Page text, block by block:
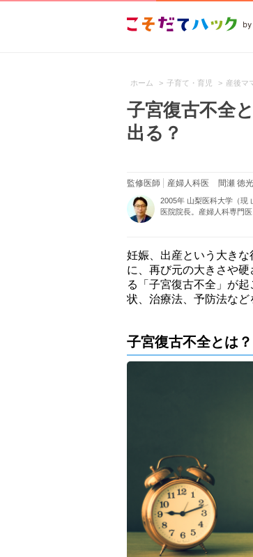
ホーム > 子育て・育児 > 産後マ
子宮復古不全
出る？
監修医師 産婦人科医 間瀬 徳光
2005年 山梨医科大学（現
医院院長。産婦人科専門
妊娠、出産という大き
に、再び元の大きさや
る「子宮復古不全」が
状、治療法、予防法など
子宮復古不全とは？